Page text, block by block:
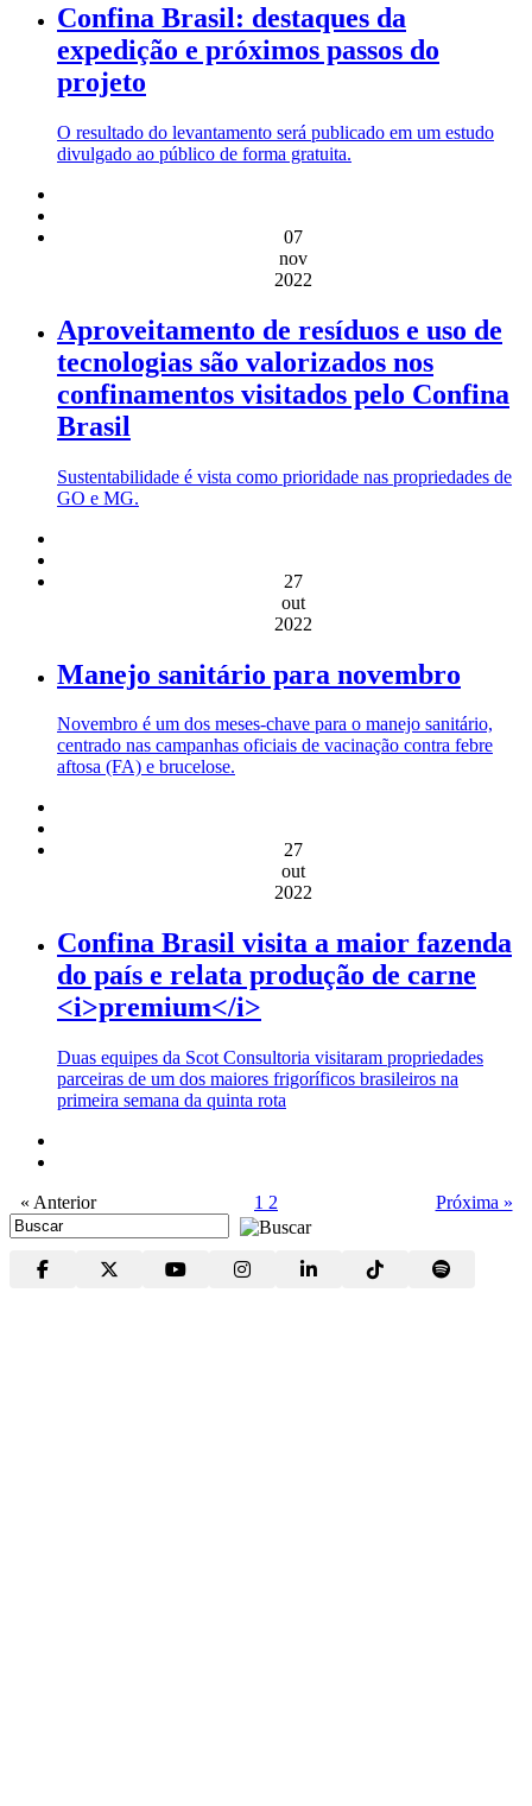
Confina Brasil: destaques da
expedição e próximos passos do
projeto
O resultado do levantamento será publicado em um estudo
divulgado ao público de forma gratuita.
07
nov
2022
Aproveitamento de resíduos e uso de
tecnologias são valorizados nos
confinamentos visitados pelo Confina
Brasil
Sustentabilidade é vista como prioridade nas propriedades de
GO e MG.
27
out
2022
Manejo sanitário para novembro
Novembro é um dos meses-chave para o manejo sanitário,
centrado nas campanhas oficiais de vacinação contra febre
aftosa (FA) e brucelose.
27
out
2022
Confina Brasil visita a maior fazenda
do país e relata produção de carne
<i>premium</i>
Duas equipes da Scot Consultoria visitaram propriedades
parceiras de um dos maiores frigoríficos brasileiros na
primeira semana da quinta rota
« Anterior 1 2 Próxima »